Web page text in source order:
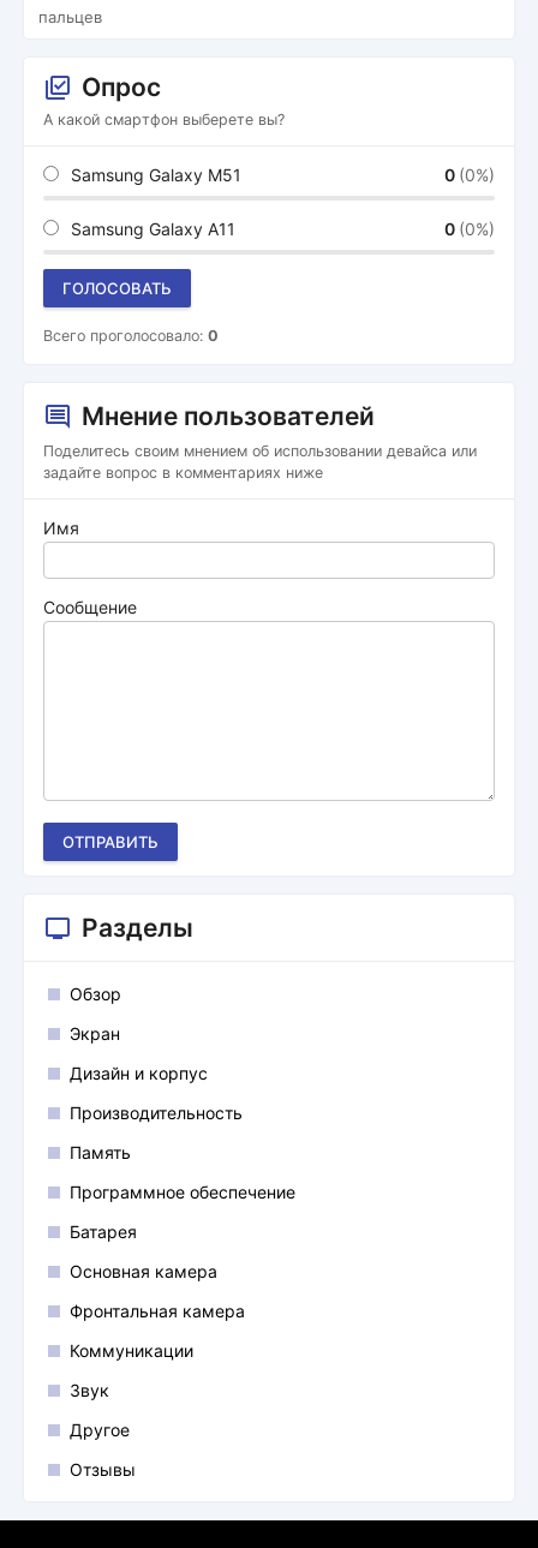
пальцев
Опрос
А какой смартфон выберете вы?
Samsung Galaxy M51 0 (0%)
Samsung Galaxy A11 0 (0%)
ГОЛОСОВАТЬ
Всего проголосовало: 0
Мнение пользователей
Поделитесь своим мнением об использовании девайса или
задайте вопрос в комментариях ниже
Имя
Сообщение
ОТПРАВИТЬ
Разделы
Обзор
Экран
Дизайн и корпус
Производительность
Память
Программное обеспечение
Батарея
Основная камера
Фронтальная камера
Коммуникации
Звук
Другое
Отзывы